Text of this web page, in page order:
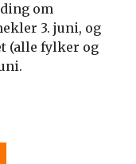
om
3. juni, og
(alle fylker og